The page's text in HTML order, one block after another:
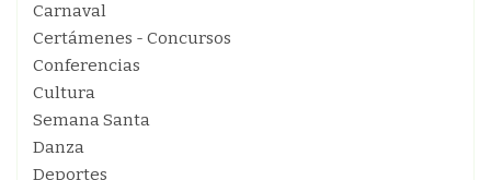
Carnaval
Certámenes - Concursos
Conferencias
Cultura
Semana Santa
Danza
Deportes